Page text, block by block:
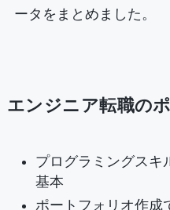
ータをまとめました。
エンジニア転職の
プログラミングスキ
基本
ポートフォリオ作成